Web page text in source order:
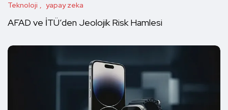
Teknoloji yapay zeka
AFAD ve İTÜ’den Jeolojik Risk Hamlesi